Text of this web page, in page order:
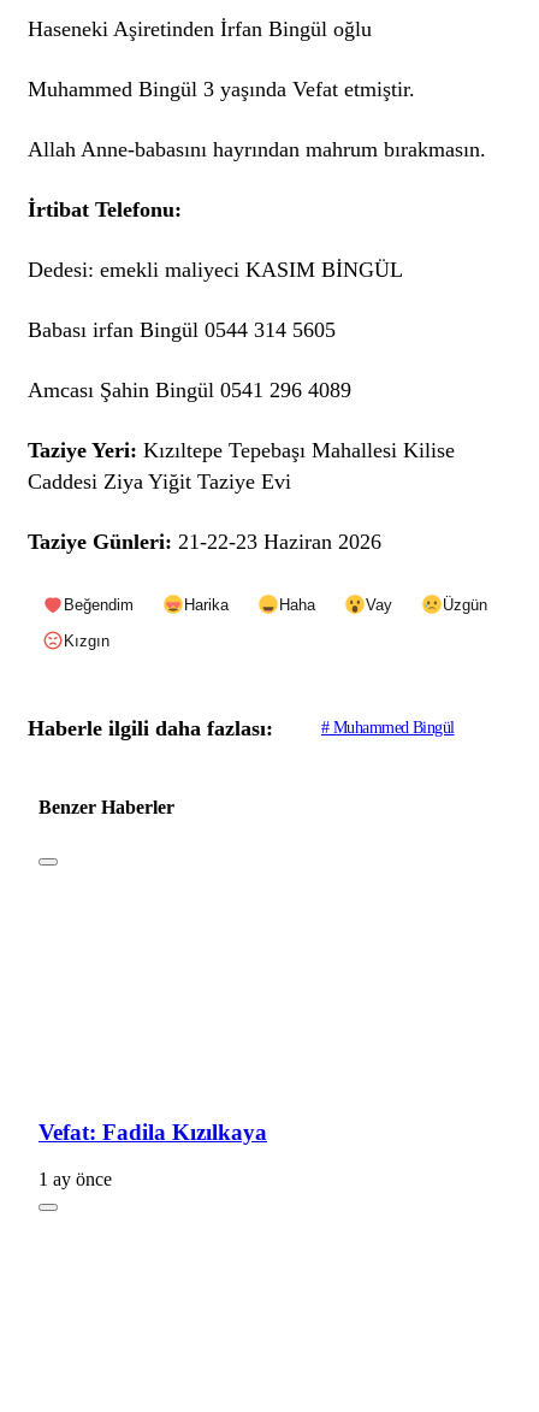
Haseneki Aşiretinden İrfan Bingül oğlu
Muhammed Bingül 3 yaşında Vefat etmiştir.
Allah Anne-babasını hayrından mahrum bırakmasın.
İrtibat Telefonu:
Dedesi: emekli maliyeci KASIM BİNGÜL
Babası irfan Bingül 0544 314 5605
Amcası Şahin Bingül 0541 296 4089
Taziye Yeri: Kızıltepe Tepebaşı Mahallesi Kilise
Caddesi Ziya Yiğit Taziye Evi
Taziye Günleri: 21-22-23 Haziran 2026
Beğendim Harika Haha Vay
Üzgün
Kızgın
Haberle ilgili daha fazlası: # Muhammed Bingül
Benzer Haberler
Vefat: Fadila Kızılkaya
1 ay önce